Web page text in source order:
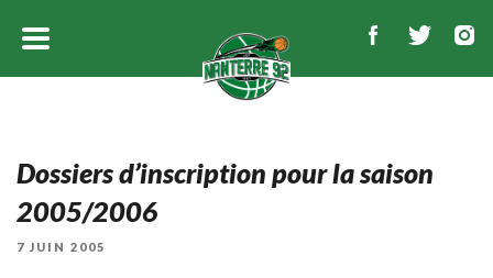
Dossiers d’inscription pour la saison
2005/2006
PUBLIÉ
7 JUIN 2005